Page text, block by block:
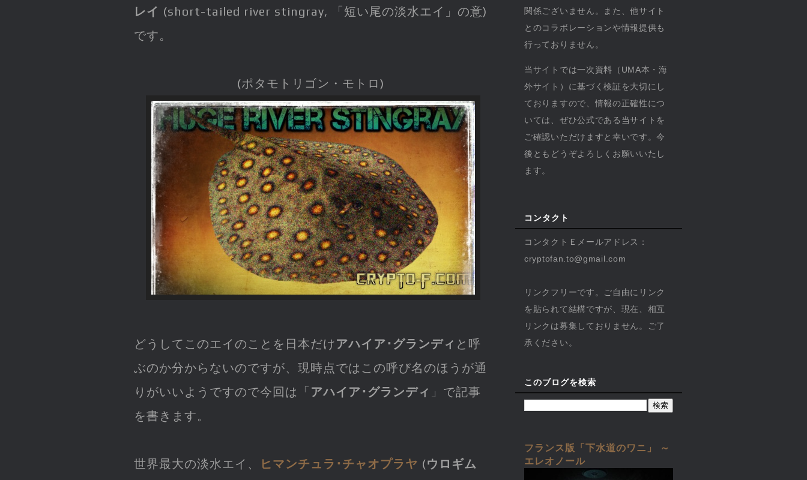
レイ (short-tailed river stingray, 「短い尾の淡水エイ」の意)
です。
(ポタモトリゴン・モトロ)
どうしてこのエイのことを日本だけアハイア･グランディ と呼
ぶのか分からないのですが、現時点ではこの呼び名のほうが通
りがいいようですので今回は「 アハイア･グランディ 」で記事
を書きます。
世界最大の淡水エイ、 ヒマンチュラ･チャオプラヤ (ウロギム
関係ございません。また、他サイト
とのコラボレーションや情報提供も
行っておりません。
当サイトでは一次資料（UMA本・海
外サイト）に基づく検証を大切にし
ておりますので、情報の正確性につ
いては、ぜひ公式である当サイトを
ご確認いただけますと幸いです。今
後ともどうぞよろしくお願いいたし
ます。
コンタクト
コンタクトＥメールアドレス：
cryptofan.to@gmail.com
リンクフリーです。ご自由にリンク
を貼られて結構ですが、現在、相互
リンクは募集しておりません。ご了
承ください。
このブログを検索
フランス版「下水道のワニ」 ～
エレオノール